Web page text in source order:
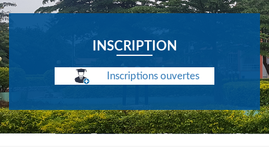
INSCRIPTION
Inscriptions ouvertes